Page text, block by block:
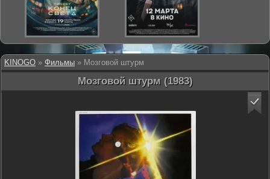
KINOGO » Фильмы » Мозговой штурм
Мозговой штурм (1983)